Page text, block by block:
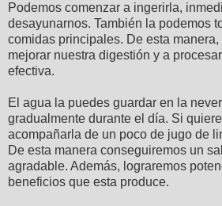
Podemos comenzar a ingerirla,
desayunarnos. También la podemos
comidas principales. De esta
mejorar nuestra digestión y a
efectiva.
El agua la puedes guardar en la
gradualmente durante el día. Si
acompañarla de un poco de jugo de
De esta manera conseguiremos un
agradable. Además, lograremos
beneficios que esta produce.